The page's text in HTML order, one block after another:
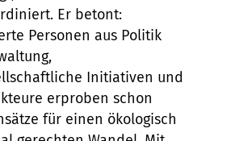
Er betont:
Personen aus Politik
Initiativen und
erproben schon
für einen ökologisch